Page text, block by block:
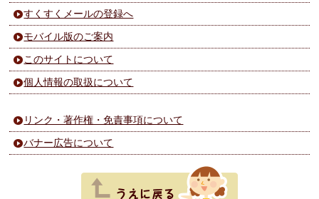
すくすくメールの登録へ
モバイル版のご案内
このサイトについて
個人情報の取扱について
リンク・著作権・免責事項について
バナー広告について